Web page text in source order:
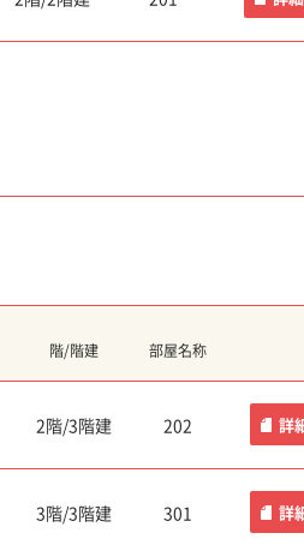
階/階建 部屋名称
2階/3階建 202 詳
3階/3階建 301 詳